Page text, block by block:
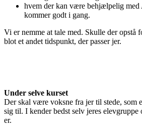
hvem der kan være behjælpelig med
kommer godt i gang.
Vi er nemme at tale med. Skulle der opstå
blot et andet tidspunkt, der passer jer.
Under selve kurset
Der skal være voksne fra jer til stede, som
sig til. I kender bedst selv jeres
er.